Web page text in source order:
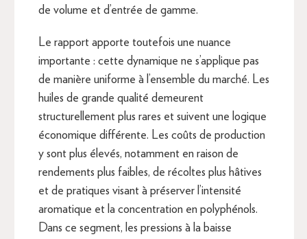
de volume et d’entrée de gamme.
Le rapport apporte toutefois une nuance
importante : cette dynamique ne s’applique pas
de manière uniforme à l’ensemble du marché. Les
huiles de grande qualité demeurent
structurellement plus rares et suivent une logique
économique différente. Les coûts de production
y sont plus élevés, notamment en raison de
rendements plus faibles, de récoltes plus hâtives
et de pratiques visant à préserver l’intensité
aromatique et la concentration en polyphénols.
Dans ce segment, les pressions à la baisse